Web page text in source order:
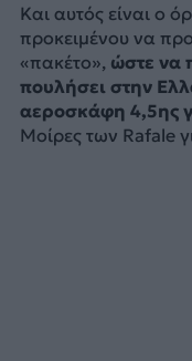
Και αυτός είναι ο
προκειμένου να
«πακέτο», ώστε να
πουλήσει στην
αεροσκάφη 4,5ης
Μοίρες των Rafale